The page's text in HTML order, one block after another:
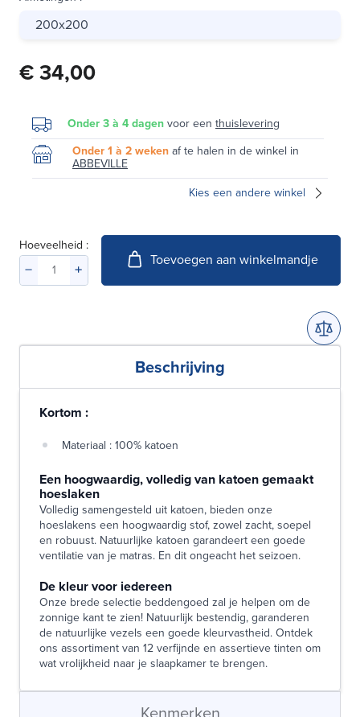
200x200
€ 34,00
Onder 3 à 4 dagenvoor een thuislevering
Onder 1 à 2 wekenaf te halen in de winkel in
ABBEVILLE
Kies een andere winkel
Hoeveelheid :
Toevoegen aan winkelmandje
Beschrijving
Kortom :
Materiaal : 100% katoen
Een hoogwaardig, volledig van katoen gemaakt
hoeslaken
Volledig samengesteld uit katoen, bieden onze
hoeslakens een hoogwaardig stof, zowel zacht, soepel
en robuust. Natuurlijke katoen garandeert een goede
ventilatie van je matras. En dit ongeacht het seizoen.
De kleur voor iedereen
Onze brede selectie beddengoed zal je helpen om de
zonnige kant te zien! Natuurlijk bestendig, garanderen
de natuurlijke vezels een goede kleurvastheid. Ontdek
ons assortiment van 12 verfijnde en assertieve tinten om
wat vrolijkheid naar je slaapkamer te brengen.